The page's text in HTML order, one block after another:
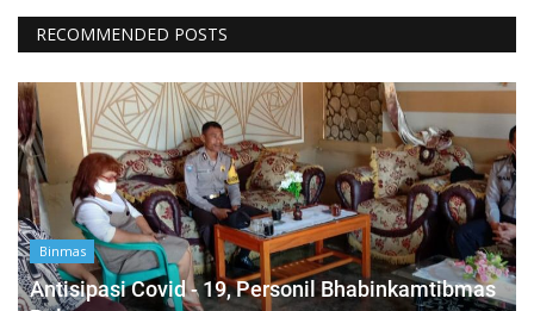
RECOMMENDED POSTS
Binmas
Antisipasi Covid - 19, Personil Bhabinkamtibmas